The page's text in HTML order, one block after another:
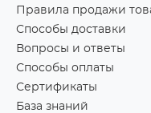
Правила продажи
Способы доставки
Вопросы и ответы
Способы оплаты
Сертификаты
База знаний